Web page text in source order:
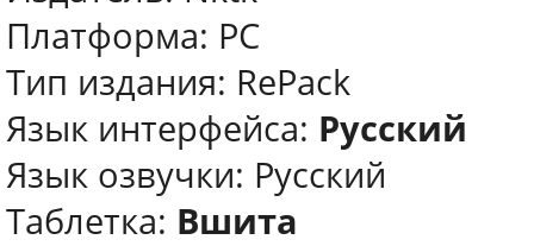
Платформа: PC
Тип издания: RePack
Язык интерфейса: Русский
Язык озвучки: Русский
Таблетка: Вшита